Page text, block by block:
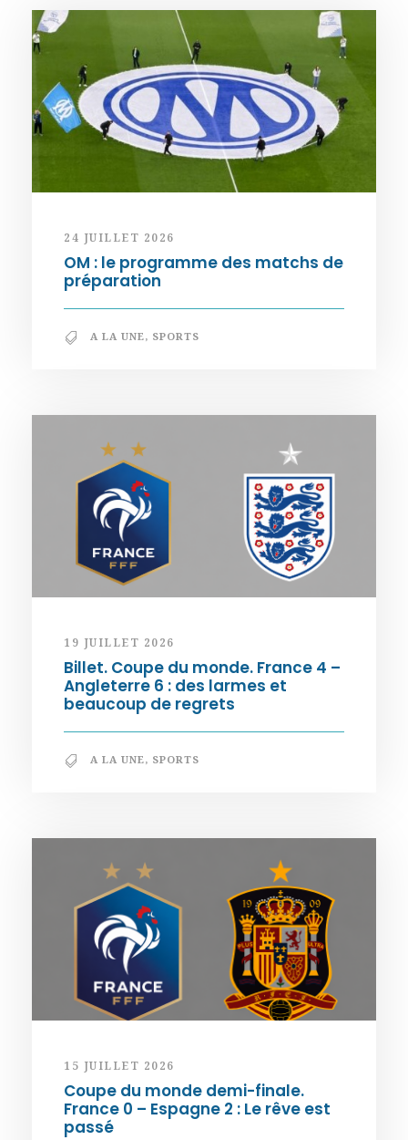
24 JUILLET 2026
OM : le programme des matchs de
préparation
A LA UNE, SPORTS
19 JUILLET 2026
Billet. Coupe du monde. France 4 –
Angleterre 6 : des larmes et
beaucoup de regrets
A LA UNE, SPORTS
15 JUILLET 2026
Coupe du monde demi-finale.
France 0 – Espagne 2 : Le rêve est
passé